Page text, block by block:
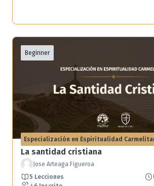
Beginner
Especialización en Espiritualidad
La santidad cristiana
Jose Arteaga Figueroa
5 Lecciones